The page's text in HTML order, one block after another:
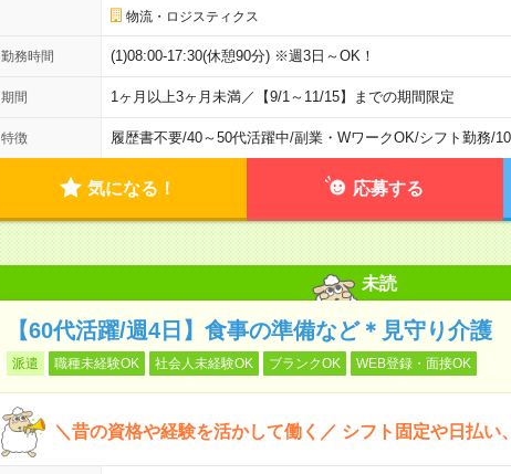
物流・ロジスティクス
勤務時間 (1)08:00-17:30(休憩90分) ※週3日～OK！
期間 1ヶ月以上3ヶ月未満／【9/1～11/15】までの期間限定
特徴 履歴書不要/40～50代活躍中/副業・WワークOK/シフト勤務/
気になる！ 応募する
未読
【60代活躍/週4日】食事の準備など＊見守り介護
派遣 職種未経験OK 社会人未経験OK ブランクOK WEB登録・面接OK
＼昔の資格や経験を活かして働く／ シフト固定や日払い